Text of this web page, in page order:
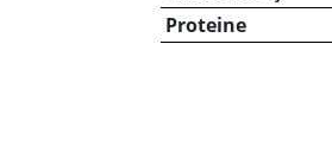
Proteine